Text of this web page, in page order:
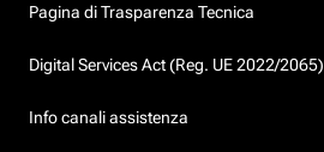
Pagina di Trasparenza Tecnica
Digital Services Act (Reg. UE 2022/2065)
Info canali assistenza